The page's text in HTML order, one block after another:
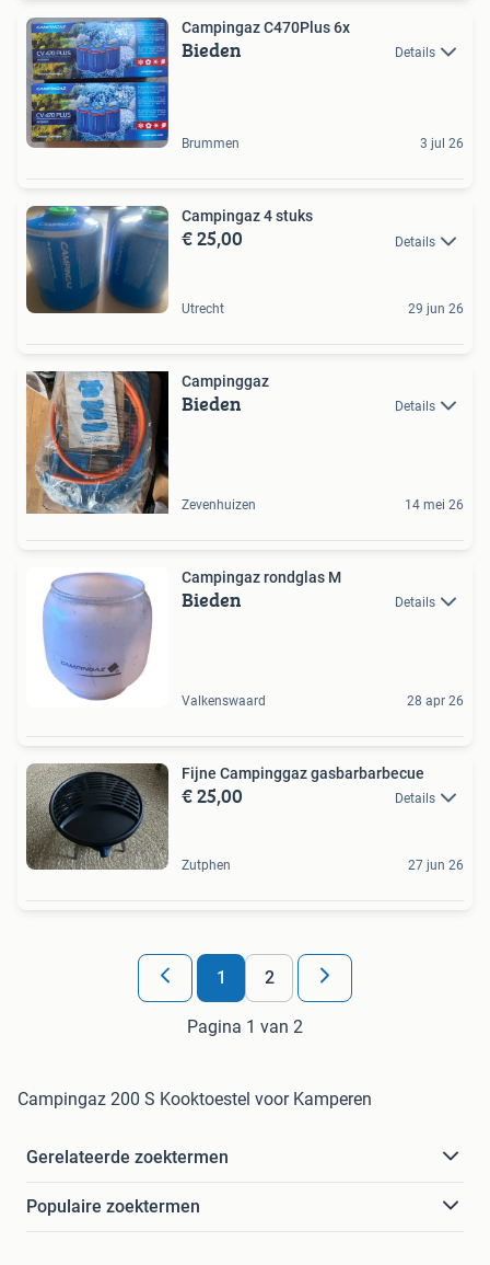
Campingaz C470Plus 6x
Bieden Details
Brummen 3 jul 26
Campingaz 4 stuks
€ 25,00 Details
Utrecht 29 jun 26
Campinggaz
Bieden Details
Zevenhuizen 14 mei 26
Campingaz rondglas M
Bieden Details
Valkenswaard 28 apr 26
Fijne Campinggaz gasbarbarbecue
€ 25,00 Details
Zutphen 27 jun 26
1 2
Pagina 1 van 2
Campingaz 200 S Kooktoestel voor Kamperen
Gerelateerde zoektermen
Populaire zoektermen